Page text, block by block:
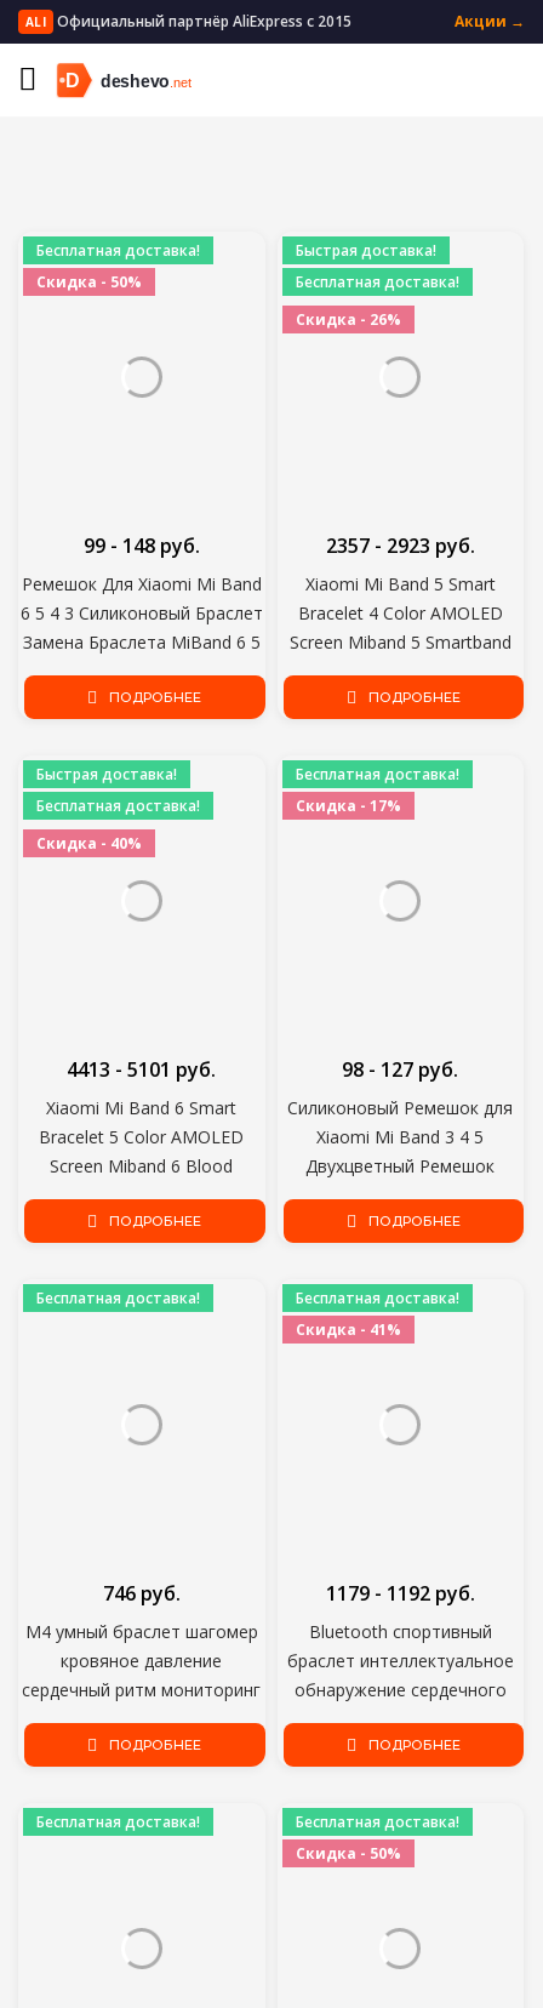
ALI Официальный партнёр AliExpress с 2015 Акции →
Главная Электроника
Бесплатная доставка!
Скидка - 50%
Ремешок Для Xiaomi Mi Band
6 5 4 3 Силиконовый Браслет
Замена Браслета MiBand 6 5
Цвет запястья TPU Ремешок
Для Xiaomi Band 4 5 6
99 - 148 руб.
ПОДРОБНЕЕ
Быстрая доставка!
Бесплатная доставка!
Скидка - 26%
Xiaomi Mi Band 5 Smart
Bracelet 4 Color AMOLED
Screen Miband 5 Smartband
Fitness Traker Bluetooth Sport
Waterproof Smart Band
2357 - 2923 руб.
ПОДРОБНЕЕ
Быстрая доставка!
Бесплатная доставка!
Скидка - 40%
Xiaomi Mi Band 6 Smart
Bracelet 5 Color AMOLED
Screen Miband 6 Blood
Oxygen Fitness Traker
Bluetooth Waterproof Smart
4413 - 5101 руб.
ПОДРОБНЕЕ
Бесплатная доставка!
Скидка - 17%
Силиконовый Ремешок для
Xiaomi Mi Band 3 4 5
Двухцветный Ремешок
Пористый Анти-пот
Спортивный Дышащий
Наручных ремней
98 - 127 руб.
ПОДРОБНЕЕ
Бесплатная доставка!
M4 умный браслет шагомер
кровяное давление
сердечный ритм мониторинг
здоровья мобильный
телефон мониторинг
746 руб.
ПОДРОБНЕЕ
Бесплатная доставка!
Скидка - 41%
Bluetooth спортивный
браслет интеллектуальное
обнаружение сердечного
ритма кислорода в крови
электронный tix кровяное
водонепроницаемый браслет
1179 - 1192 руб.
ПОДРОБНЕЕ
Бесплатная доставка!
Бесплатная доставка!
Скидка - 50%